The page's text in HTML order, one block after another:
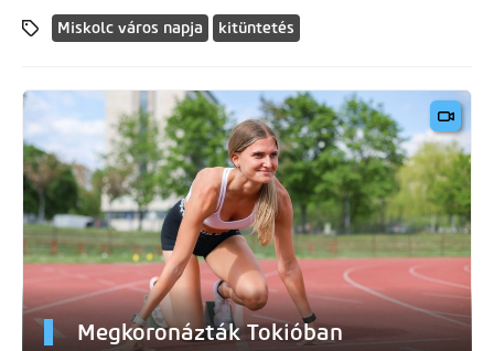
Miskolc város napja kitüntetés
Megkoronázták Tokióban